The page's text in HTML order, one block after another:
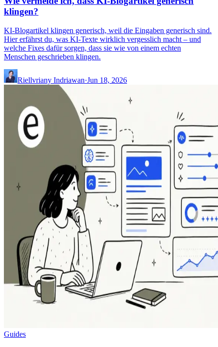
klingen?
KI-Blogartikel klingen generisch, weil die Eingaben generisch sind.
Hier erfährst du, was KI-Texte wirklich vergesslich macht – und
welche Fixes dafür sorgen, dass sie wie von einem echten
Menschen geschrieben klingen.
Riellvriany Indriawan·Jun 18, 2026
Guides